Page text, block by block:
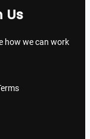
Us
how we can work